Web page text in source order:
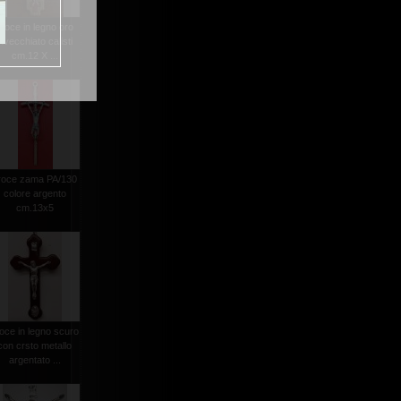
zama PA/130
colore argento
cm.13x5
in legno scuro
crsto metallo
argentato ...